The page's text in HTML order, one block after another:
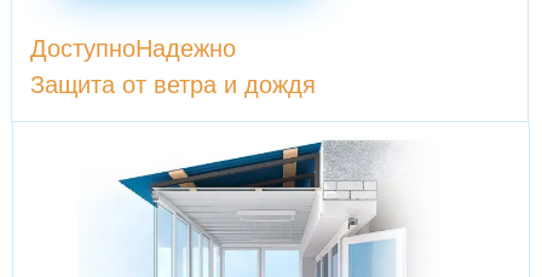
ДоступноНадежно
Защита от ветра и дождя